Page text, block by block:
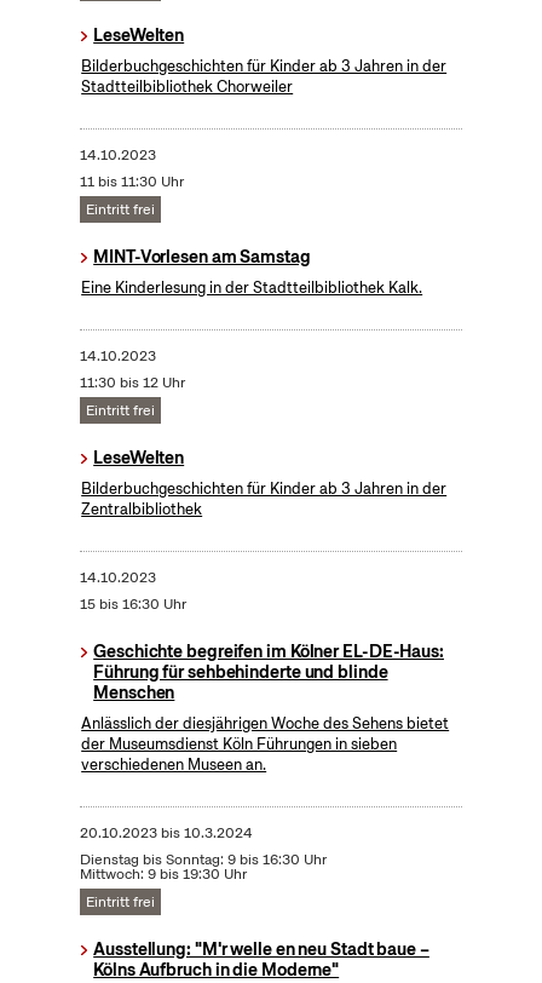
LeseWelten
Bilderbuchgeschichten für Kinder ab 3 Jahren in der
Stadtteilbibliothek Chorweiler
14.10.2023
11 bis 11:30 Uhr
Eintritt frei
MINT-Vorlesen am Samstag
Eine Kinderlesung in der Stadtteilbibliothek Kalk.
14.10.2023
11:30 bis 12 Uhr
Eintritt frei
LeseWelten
Bilderbuchgeschichten für Kinder ab 3 Jahren in der
Zentralbibliothek
14.10.2023
15 bis 16:30 Uhr
Geschichte begreifen im Kölner EL-DE-Haus:
Führung für sehbehinderte und blinde
Menschen
Anlässlich der diesjährigen Woche des Sehens bietet
der Museumsdienst Köln Führungen in sieben
verschiedenen Museen an.
20.10.2023bis10.3.2024
Dienstag bis Sonntag: 9 bis 16:30 Uhr
Mittwoch: 9 bis 19:30 Uhr
Eintritt frei
Ausstellung: "M'r welle en neu Stadt baue –
Kölns Aufbruch in die Moderne"